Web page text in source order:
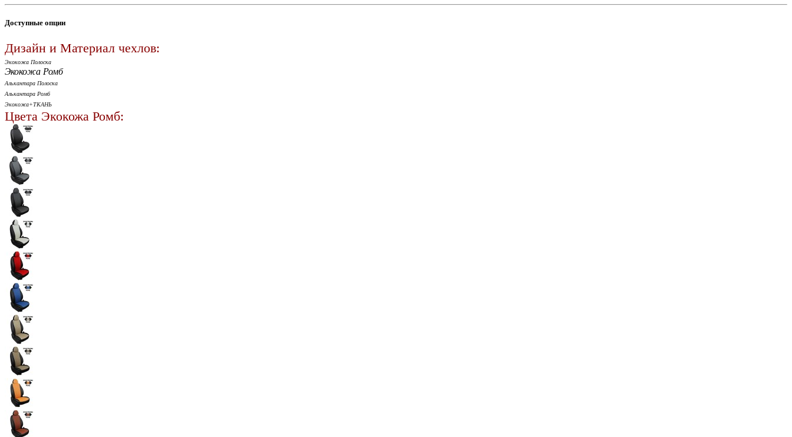
Доступные опции
Дизайн и Материал чехлов:
Экокожа Полоска
Экокожа Ромб
Алькантара Полоска
Алькантара Ромб
Экокожа+ТКАНЬ
Цвета Экокожа Ромб: